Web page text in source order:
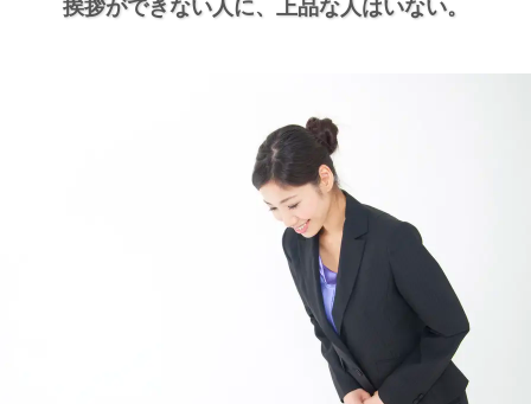
挨拶ができない人に、 上品な人はいない。